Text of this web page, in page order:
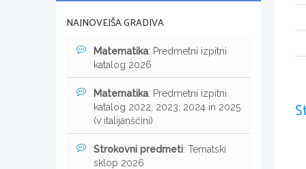
NAJNOVEJŠA GRADIVA
Matematika: Predmetni izpitni
katalog 2026
Matematika: Predmetni izpitni
katalog 2022, 2023, 2024 in 2025
(v italijanščini)
Strokovni predmeti: Tematski
sklop 2026